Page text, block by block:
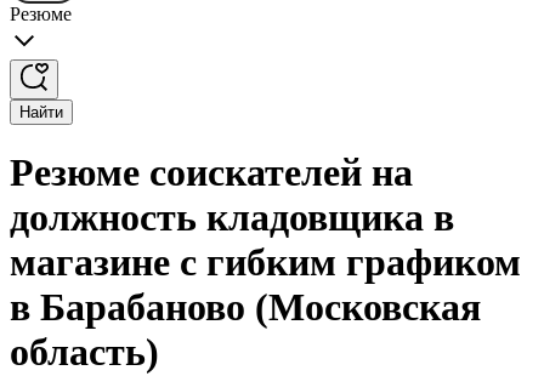
Резюме
Найти
Резюме соискателей на
должность кладовщика в
магазине с гибким графиком
в Барабаново (Московская
область)